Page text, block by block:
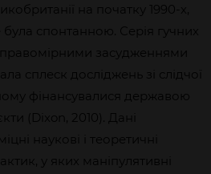
на початку 1990-х,
була спонтанною. Серія гучних
засудженнями
сплеск досліджень зі слідчої
фінансувалися державою
(Dixon, 2010). Дані
наукові і теоретичні
у яких маніпулятивні